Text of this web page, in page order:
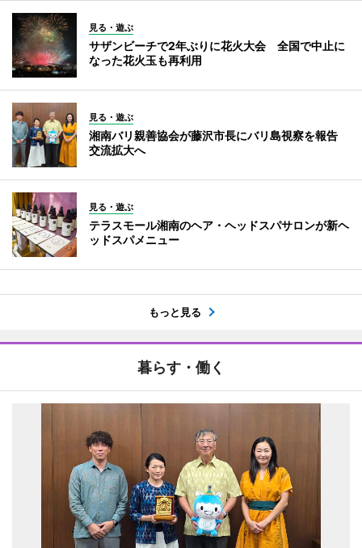
見る・遊ぶ
サザンビーチで2年ぶりに花火大会 全国で中止に
なった花火玉も再利用
見る・遊ぶ
湘南バリ親善協会が藤沢市長にバリ島視察を報告
交流拡大へ
見る・遊ぶ
テラスモール湘南のヘア・ヘッドスパサロンが新ヘ
ッドスパメニュー
もっと見る
暮らす・働く